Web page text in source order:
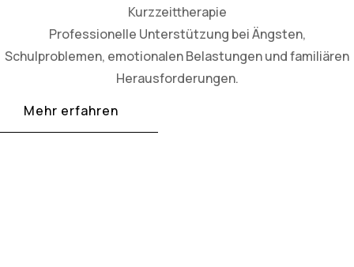
Kurzzeittherapie
Professionelle Unterstützung bei Ängsten,
Schulproblemen, emotionalen Belastungen und familiären
Herausforderungen.
Mehr erfahren